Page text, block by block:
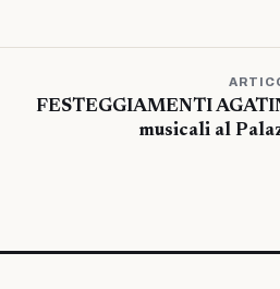
FESTEGGIAMENTI
musicali al